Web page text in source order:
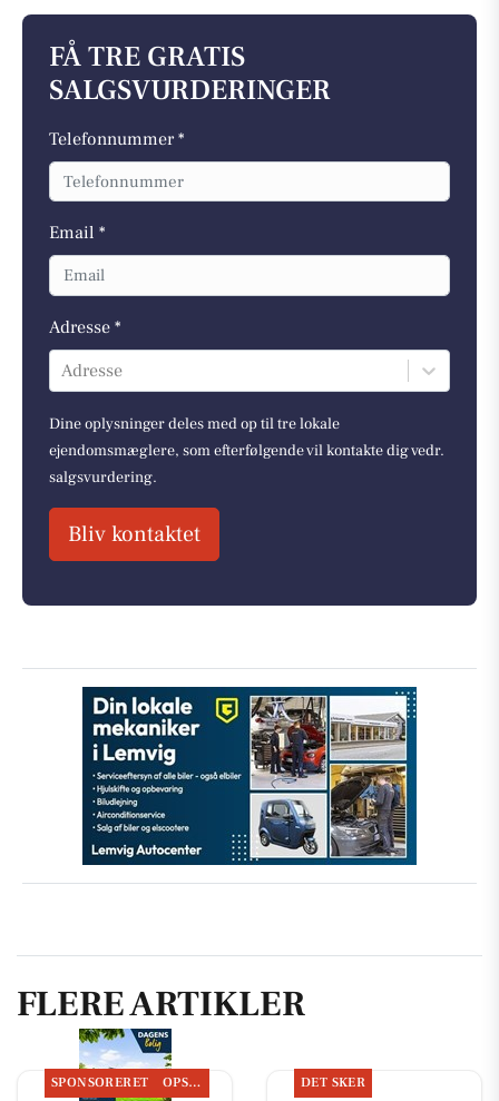
FÅ TRE GRATIS
SALGSVURDERINGER
Telefonnummer *
Email *
Adresse *
Adresse
Dine oplysninger deles med op til tre lokale
ejendomsmæglere, som efterfølgende vil kontakte dig vedr.
salgsvurdering.
Bliv kontaktet
FLERE ARTIKLER
SPONSORERET OPSLAGSTAVLEN DET SKER